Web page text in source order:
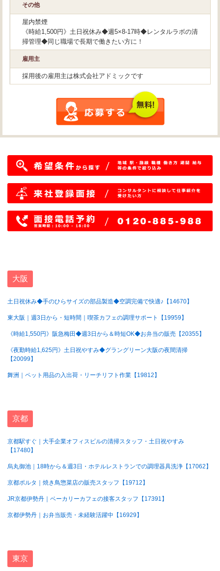
その他
屋内禁煙
《時給1,500円》土日祝休み◆週5×8-17時◆レンタルラボの清
掃管理◆同じ職場で長期で働きたい方に！
雇用主
採用後の雇用主は株式会社アドミックです
大阪
土日祝休み◆手のひらサイズの部品製造◆空調完備で快適♪【14670】
東大阪｜週3日から・短時間｜喫茶カフェの調理サポート【19959】
《時給1,550円》阪急梅田◆週3日から＆時短OK◆お弁当の販売【20355】
《夜勤時給1,625円》土日祝やすみ◆グラングリーン大阪の夜間清掃
【20099】
舞洲｜ペット用品の入出荷・リーチリフト作業【19812】
京都
京都駅すぐ｜大手企業オフィスビルの清掃スタッフ・土日祝やすみ
【17480】
烏丸御池｜18時から＆週3日・ホテルレストランでの調理器具洗浄【17062】
京都ポルタ｜焼き鳥惣菜店の販売スタッフ【19712】
JR京都伊勢丹｜ベーカリーカフェの接客スタッフ【17391】
京都伊勢丹｜お弁当販売・未経験活躍中【16929】
東京